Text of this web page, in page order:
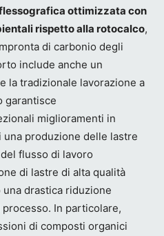
ottimizzata con
rispetto alla rotocalco,
di carbonio degli
include anche un
la tradizionale lavorazione a
garantisce
miglioramenti in
produzione delle lastre
flusso di lavoro
di lastre di alta qualità
drastica riduzione
In particolare,
di composti organici